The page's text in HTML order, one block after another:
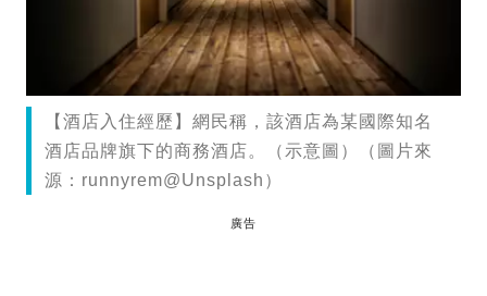
【酒店入住經歷】網民稱，該酒店為某國際知名
酒店品牌旗下的商務酒店。（示意圖）（圖片來
源：runnyrem@Unsplash）
廣告